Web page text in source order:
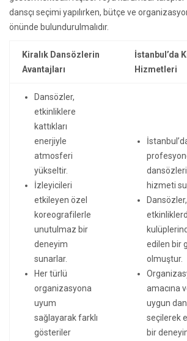
dansçı seçimi yapılırken, bütçe ve
önünde bulundurulmalıdır.
Kiralık Dansözlerin
Avantajları
İstanbul’da
Hizmetleri
Dansözler,
etkinliklere
kattıkları
enerjiyle
atmosferi
yükseltir.
İzleyicileri
etkileyen özel
koreografilerle
unutulmaz bir
deneyim
sunarlar.
Her türlü
organizasyona
uyum
sağlayarak farklı
gösteriler
hizmeti
edilen bir
olmuştur.
amacına
uygun
seçilerek
bir